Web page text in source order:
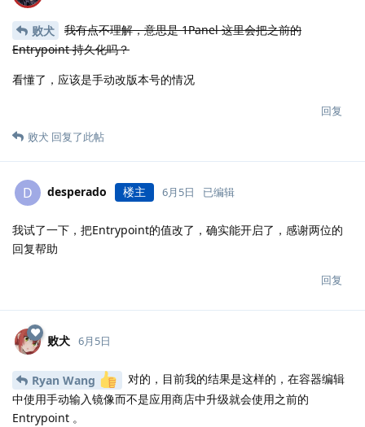
败犬
我有点不理解，意思是 1Panel 这里会把之前的
Entrypoint 持久化吗？
看懂了，应该是手动改版本号的情况
回复
败犬 回复了此帖
D desperado 楼主 6月5日 已编辑
我试了一下，把Entrypoint的值改了，确实能开启了，感谢两位的
回复帮助
回复
败犬 6月5日
Ryan Wang
对的，目前我的结果是这样的，在容器编辑
中使用手动输入镜像而不是应用商店中升级就会使用之前的
Entrypoint 。